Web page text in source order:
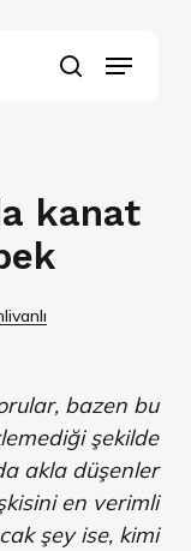
search
Menu
kanat
bazen bu
şekilde
akla düşenler
en verimli
şey ise, kimi